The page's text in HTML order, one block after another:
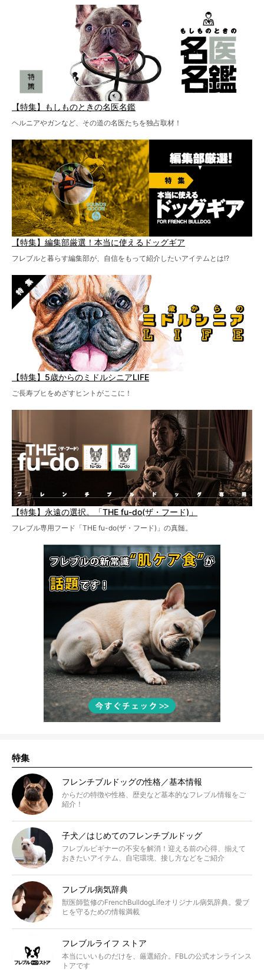
【特集】もしものときの名医名鑑
ヘルニアやガンなど、その道の名医たちを独占取材！
【特集】編集部厳選！本当に使えるドッグギア
フレブルと暮らす編集部が、自信をもって紹介したいアイテムとは!?
【特集】5歳からのミドルシニアLIFE
ご長寿ブヒをめざすヒントがここに！
【特集】永遠の選択。「THE fu-do(ザ・フード)」
フレブル専用フード「THE fu-do(ザ・フード)」の真髄。
特集
フレンチブルドッグの性格／基本情報
からだの特徴や性格、歴史など基本的なフレブル情報をご
紹介！
子犬／はじめてのフレンチブルドッグ
フレブルビギナーの不安を解消！迎える前の心得、揃えて
おきたいアイテム、自宅環境、接し方などをご紹介
フレブル病気辞典
獣医師監修のFrenchBulldogLifeオリジナル病気辞典。愛ブ
ヒを守るための情報満載
フレブルライフ ストア
本当にいいものだけを、厳選紹介。FBLの公式オンラインス
トアです